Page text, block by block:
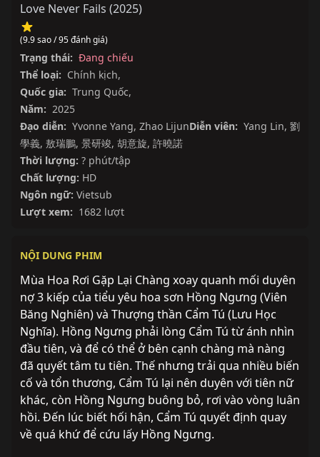
Love Never Fails (2025)
(9.9 sao / 95 đánh giá)
Trạng thái: Đang chiếu
Thể loại: Chính kịch,
Quốc gia: Trung Quốc,
Năm: 2025
Đạo diễn: Yvonne Yang, Zhao LijunDiễn viên: Yang Lin, 劉
學義, 敖瑞鵬, 景研竣, 胡意旋, 許曉諾
Thời lượng: ? phút/tập
Chất lượng: HD
Ngôn ngữ: Vietsub
Lượt xem: 1682 lượt
NỘI DUNG PHIM
Mùa Hoa Rơi Gặp Lại Chàng xoay quanh mối duyên
nợ 3 kiếp của tiểu yêu hoa sơn Hồng Ngưng (Viên
Băng Nghiên) và Thượng thần Cẩm Tú (Lưu Học
Nghĩa). Hồng Ngưng phải lòng Cẩm Tú từ ánh nhìn
đầu tiên, và để có thể ở bên cạnh chàng mà nàng
đã quyết tâm tu tiên. Thế nhưng trải qua nhiều biến
cố và tổn thương, Cẩm Tú lại nên duyên với tiên nữ
khác, còn Hồng Ngưng buông bỏ, rơi vào vòng luân
hồi. Đến lúc biết hối hận, Cẩm Tú quyết định quay
về quá khứ để cứu lấy Hồng Ngưng.